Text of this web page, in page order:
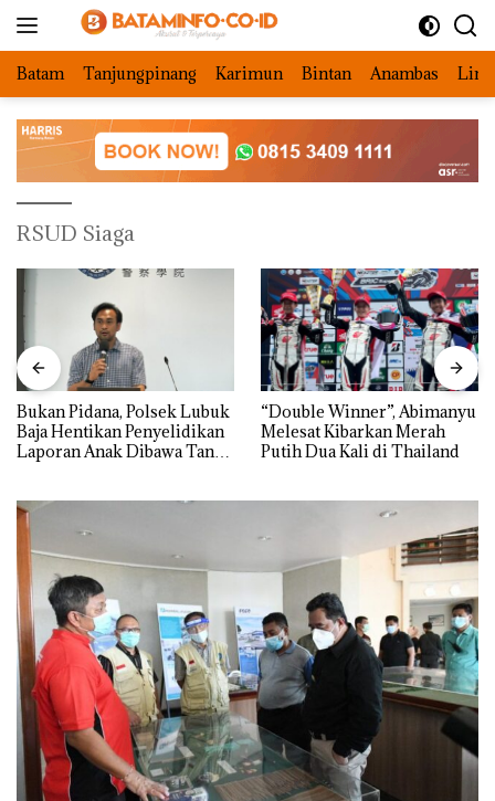
Batam Tanjungpinang Karimun Bintan Anambas
RSUD Siaga
Bukan Pidana, Polsek Lubuk
Baja Hentikan Penyelidikan
Laporan Anak Dibawa Tanpa
“Double Winner”, Abimanyu
Melesat Kibarkan Merah
Putih Dua Kali di Thailand